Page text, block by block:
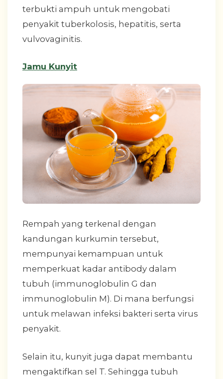
terbukti ampuh untuk mengobati
penyakit tuberkolosis, hepatitis, serta
vulvovaginitis.
Jamu Kunyit
Rempah yang terkenal dengan
kandungan kurkumin tersebut,
mempunyai kemampuan untuk
memperkuat kadar antibody dalam
tubuh (immunoglobulin G dan
immunoglobulin M). Di mana berfungsi
untuk melawan infeksi bakteri serta virus
penyakit.
Selain itu, kunyit juga dapat membantu
mengaktifkan sel T. Sehingga tubuh